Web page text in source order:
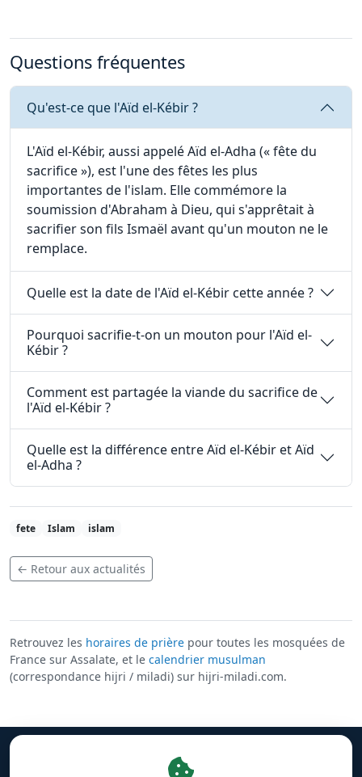
Questions fréquentes
Qu'est-ce que l'Aïd el-Kébir ?
L'Aïd el-Kébir, aussi appelé Aïd el-Adha (« fête du
sacrifice »), est l'une des fêtes les plus
importantes de l'islam. Elle commémore la
soumission d'Abraham à Dieu, qui s'apprêtait à
sacrifier son fils Ismaël avant qu'un mouton ne le
remplace.
Quelle est la date de l'Aïd el-Kébir cette année ?
Pourquoi sacrifie-t-on un mouton pour l'Aïd el-
Kébir ?
Comment est partagée la viande du sacrifice de
l'Aïd el-Kébir ?
Quelle est la différence entre Aïd el-Kébir et Aïd
el-Adha ?
fete Islam islam
← Retour aux actualités
Retrouvez les horaires de prière pour toutes les mosquées de
France sur Assalate, et le calendrier musulman
(correspondance hijri / miladi) sur hijri-miladi.com.